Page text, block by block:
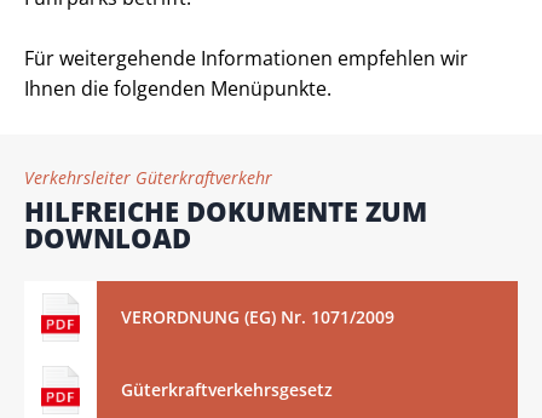
Für weitergehende Informationen empfehlen wir
Ihnen die folgenden Menüpunkte.
Verkehrsleiter Güterkraftverkehr
HILFREICHE DOKUMENTE ZUM
DOWNLOAD
VERORDNUNG (EG) Nr. 1071/2009
Güterkraftverkehrsgesetz